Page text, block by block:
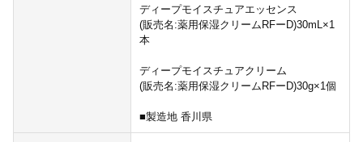
ディープモイスチュアエッセンス
(販売名:薬用保湿クリームRFーD)30mL×1
本
ディープモイスチュアクリーム
(販売名:薬用保湿クリームRFーD)30g×1個
■製造地 香川県